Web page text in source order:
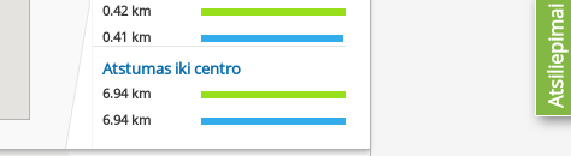
0.42 km
0.41 km
Atstumas iki centro
6.94 km
6.94 km
Atsiliepimai